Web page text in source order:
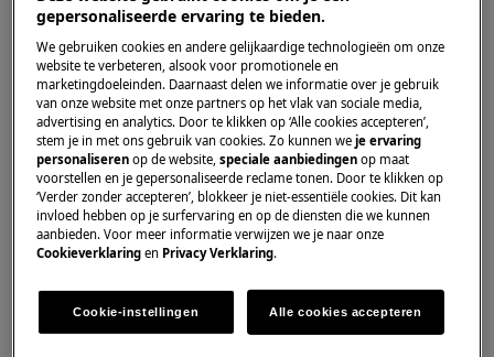
Koel/vriescombinatie
Staande vrieskast
Koelkast
Wijnkoeler
Oplossing:
1. Controleer of het lampje kapot is en
vervang deze indien nodig door de instructies
in de gebruiksaanwijzing te volgen.
Nieuwe lampjes, verzorgingsproducten en
accessoires zijn verkrijgbaar in onze
gepersonaliseerde ervaring te bieden.
We gebruiken cookies en andere gelijkaardige technologieën om onze
website te verbeteren, alsook voor promotionele en
marketingdoeleinden. Daarnaast delen we informatie over je gebruik
van onze website met onze partners op het vlak van sociale media,
advertising en analytics. Door te klikken op ‘Alle cookies accepteren’,
stem je in met ons gebruik van cookies. Zo kunnen weje ervaring
personaliseren op de website,speciale aanbiedingen op maat
voorstellen en je gepersonaliseerde reclame tonen. Door te klikken op
‘Verder zonder accepteren’, blokkeer je niet-essentiële cookies. Dit kan
invloed hebben op je surfervaring en op de diensten die we kunnen
aanbieden. Voor meer informatie verwijzen we je naar onze
Cookieverklaring en Privacy Verklaring.
Cookie-instellingen Alle cookies accepteren